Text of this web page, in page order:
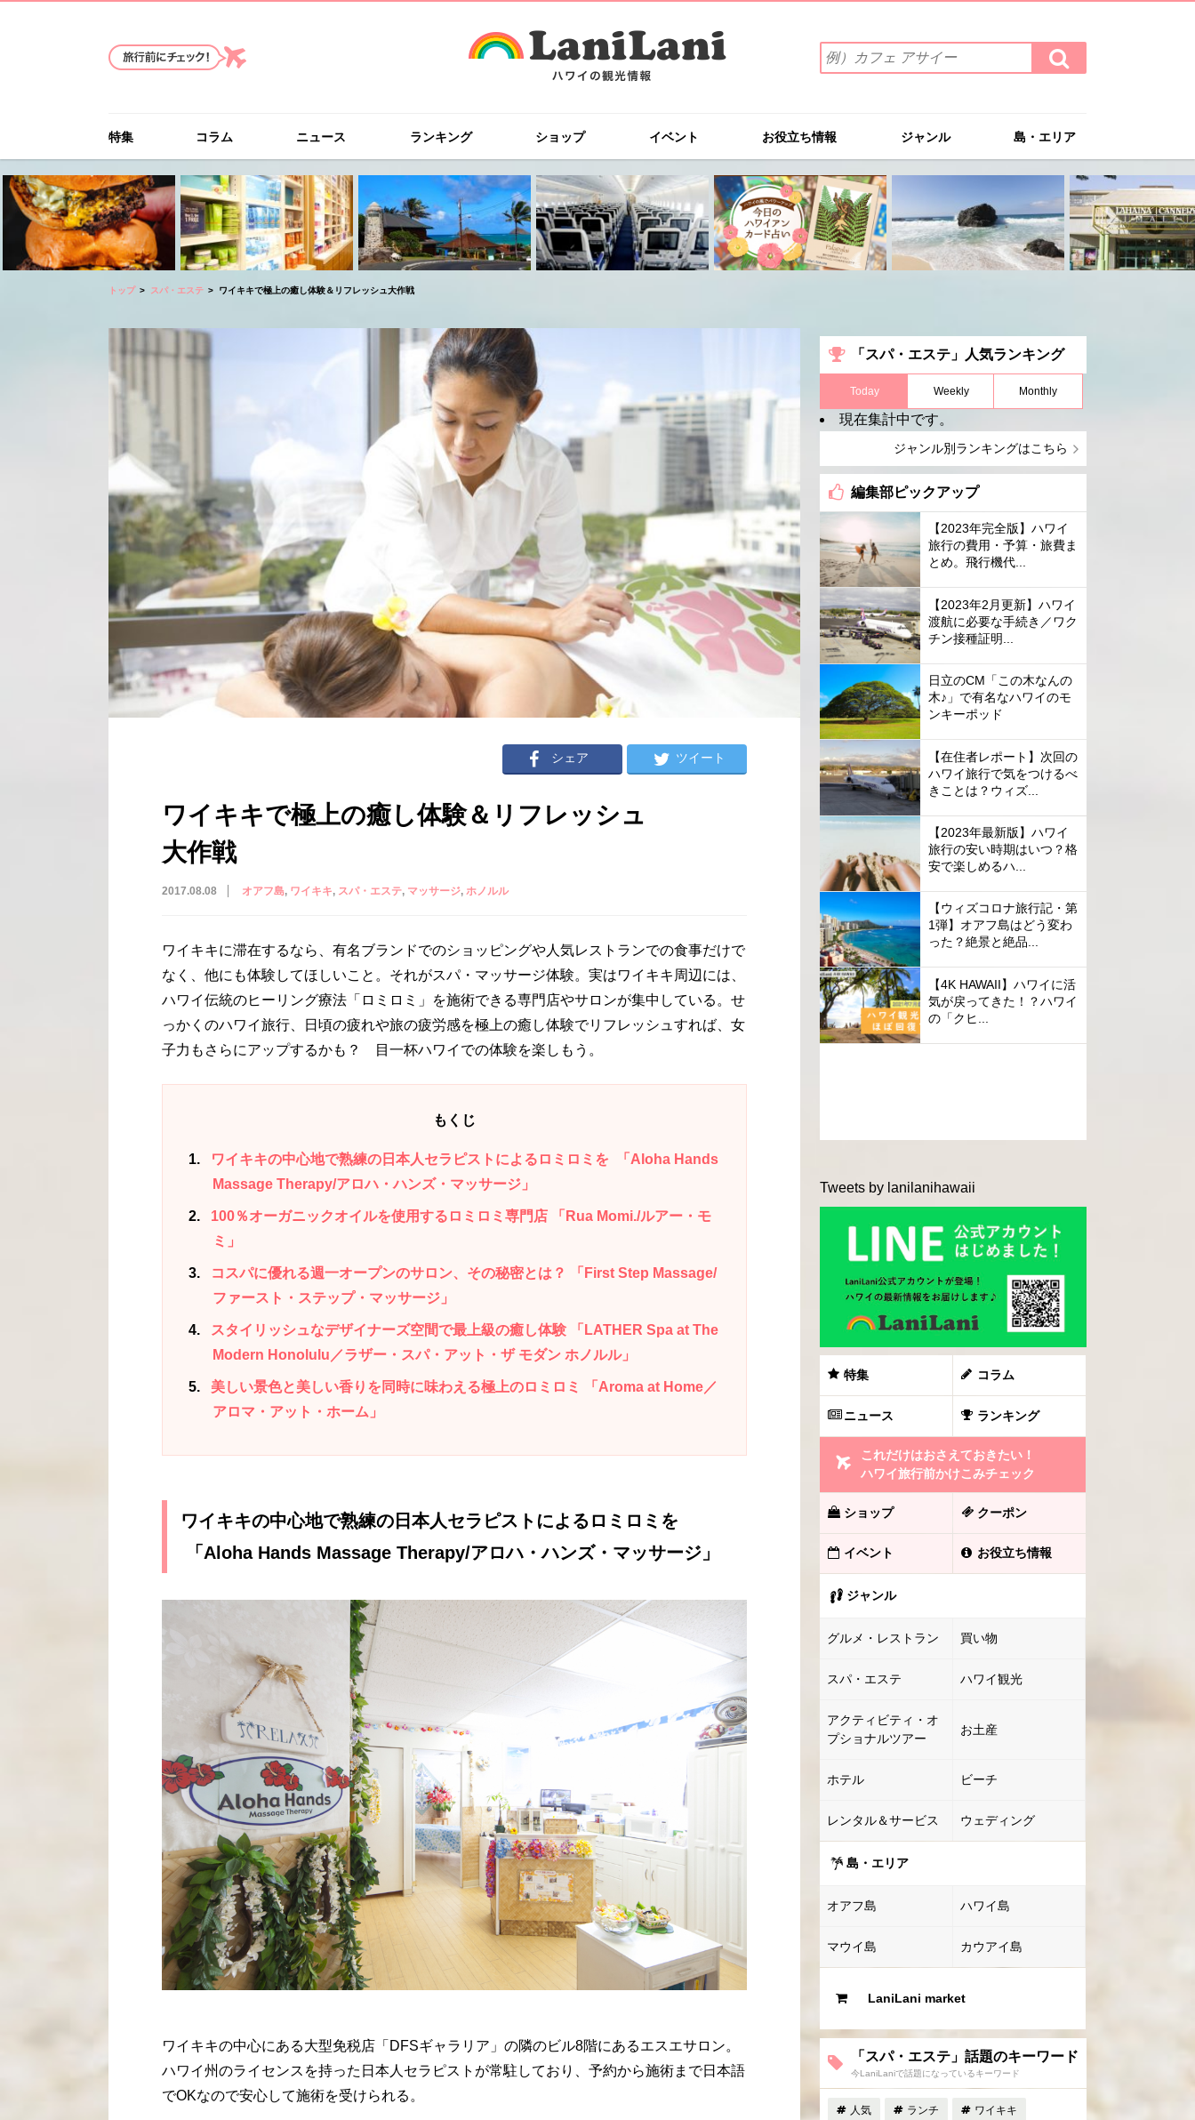
索
ワ
を
入
力
(例）
カ
フ
ェ
イ
ー
検
索
す
特集 コラム ニュース ランキング ショップ イベント お役立ち情報 ジャンル 島・エリア
トップ スパ・エステ ワイキキで極上の癒し体験＆リフレッシュ大作戦
シェア ツイート
ワイキキで極上の癒し体験＆リフレッシュ
大作戦
2017.08.08 オアフ島 ワイキキ スパ・エステ マッサージ ホノルル
ワイキキに滞在するなら、有名ブランドでのショッピングや人気レストランでの食事だけで
なく、他にも体験してほしいこと。それがスパ・マッサージ体験。実はワイキキ周辺には、
ハワイ伝統のヒーリング療法「ロミロミ」を施術できる専門店やサロンが集中している。せ
っかくのハワイ旅行、日頃の疲れや旅の疲労感を極上の癒し体験でリフレッシュすれば、女
子力もさらにアップするかも？ 目一杯ハワイでの体験を楽しもう。
もくじ
1
ワイキキの中心地で熟練の日本人セラピストによるロミロミを 「Aloha Hands
Massage Therapy/アロハ・ハンズ・マッサージ」
2
100％オーガニックオイルを使用するロミロミ専門店 「Rua Momi./ルアー・モ
ミ」
3
コスパに優れる週一オープンのサロン、その秘密とは？ 「First Step Massage/
ファースト・ステップ・マッサージ」
4
スタイリッシュなデザイナーズ空間で最上級の癒し体験 「LATHER Spa at The
Modern Honolulu／ラザー・スパ・アット・ザ モダン ホノルル」
5
美しい景色と美しい香りを同時に味わえる極上のロミロミ 「Aroma at Home／
アロマ・アット・ホーム」
ワイキキの中心地で熟練の日本人セラピストによるロミロミを
「Aloha Hands Massage Therapy/アロハ・ハンズ・マッサージ」
ワイキキの中心にある大型免税店「DFSギャラリア」の隣のビル8階にあるエスエサロン。
ハワイ州のライセンスを持った日本人セラピストが常駐しており、予約から施術まで日本語
でOKなので安心して施術を受けられる。
「スパ・エステ」人気ランキング
Today Weekly Monthly
現在集計中です。
ジャンル別ランキングはこちら
編集部ピックアップ
【2023年完全版】ハワイ
旅行の費用・予算・旅費ま
とめ。飛行機代...
【2023年2月更新】ハワイ
渡航に必要な手続き／ワク
チン接種証明...
日立のCM「この木なんの
木♪」で有名なハワイのモ
ンキーポッド
【在住者レポート】次回の
ハワイ旅行で気をつけるべ
きことは？ウィズ...
【2023年最新版】ハワイ
旅行の安い時期はいつ？格
安で楽しめるハ...
【ウィズコロナ旅行記・第
1弾】オアフ島はどう変わ
った？絶景と絶品...
【4K HAWAII】ハワイに活
気が戻ってきた！？ハワイ
の「クヒ...
Tweets by lanilanihawaii
特集 コラム
ニュース ランキング
これだけはおさえておきたい！
ハワイ旅行前かけこみチェック
ショップ クーポン
イベント お役立ち情報
ジャンル
グルメ・レストラン 買い物
スパ・エステ ハワイ観光
アクティビティ・オ
プショナルツアー
お土産
ホテル ビーチ
レンタル＆サービス ウェディング
島・エリア
オアフ島 ハワイ島
マウイ島 カウアイ島
LaniLani market
「スパ・エステ」話題のキーワード
今LaniLaniで話題になっているキーワード
人気 ランチ ワイキキ